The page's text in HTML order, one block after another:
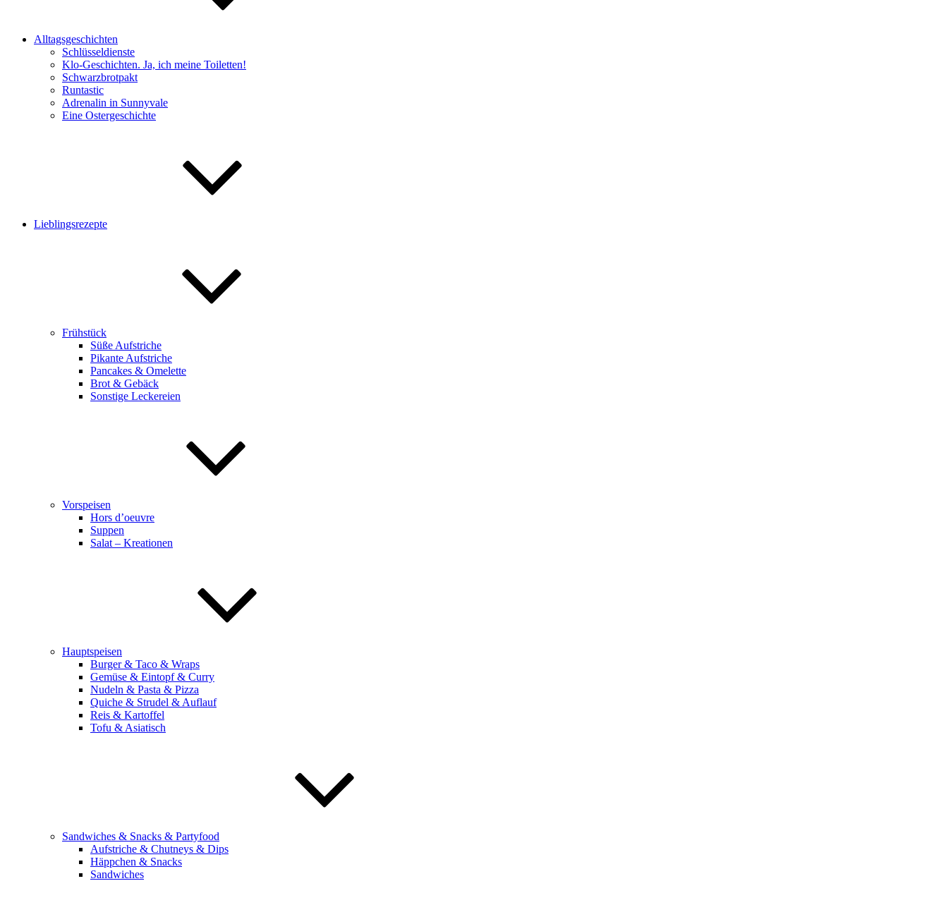
Alltagsgeschichten
Schlüsseldienste
Klo-Geschichten. Ja, ich meine Toiletten!
Schwarzbrotpakt
Runtastic
Adrenalin in Sunnyvale
Eine Ostergeschichte
Lieblingsrezepte
Frühstück
Süße Aufstriche
Pikante Aufstriche
Pancakes & Omelette
Brot & Gebäck
Sonstige Leckereien
Vorspeisen
Hors d’oeuvre
Suppen
Salat – Kreationen
Hauptspeisen
Burger & Taco & Wraps
Gemüse & Eintopf & Curry
Nudeln & Pasta & Pizza
Quiche & Strudel & Auflauf
Reis & Kartoffel
Tofu & Asiatisch
Sandwiches & Snacks & Partyfood
Aufstriche & Chutneys & Dips
Häppchen & Snacks
Sandwiches